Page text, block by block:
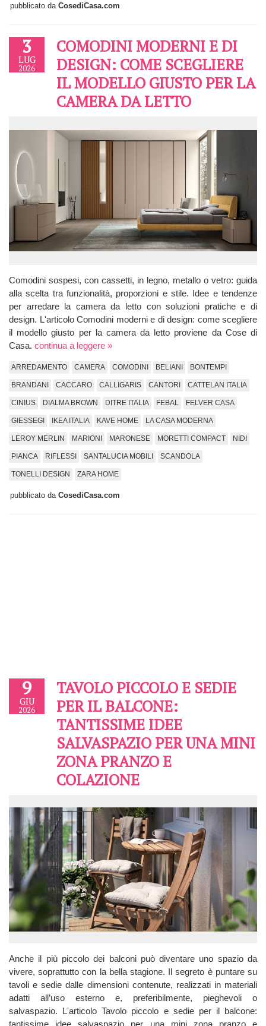
pubblicato da CosediCasa.com
3
LUG
2026
COMODINI MODERNI E DI
DESIGN: COME SCEGLIERE
IL MODELLO GIUSTO PER LA
CAMERA DA LETTO
Comodini sospesi, con cassetti, in legno, metallo o vetro: guida
alla scelta tra funzionalità, proporzioni e stile. Idee e tendenze
per arredare la camera da letto con soluzioni pratiche e di
design. L'articolo Comodini moderni e di design: come scegliere
il modello giusto per la camera da letto proviene da Cose di
Casa. continua a leggere »
ARREDAMENTO CAMERA COMODINI BELIANI BONTEMPI
BRANDANI CACCARO CALLIGARIS CANTORI CATTELAN ITALIA
CINIUS DIALMA BROWN DITRE ITALIA FEBAL FELVER CASA
GIESSEGI IKEA ITALIA KAVE HOME LA CASA MODERNA
LEROY MERLIN MARIONI MARONESE MORETTI COMPACT NIDI
PIANCA RIFLESSI SANTALUCIA MOBILI SCANDOLA
TONELLI DESIGN ZARA HOME
pubblicato da CosediCasa.com
9
GIU
2026
TAVOLO PICCOLO E SEDIE
PER IL BALCONE:
TANTISSIME IDEE
SALVASPAZIO PER UNA MINI
ZONA PRANZO E
COLAZIONE
Anche il più piccolo dei balconi può diventare uno spazio da
vivere, soprattutto con la bella stagione. Il segreto è puntare su
tavoli e sedie dalle dimensioni contenute, realizzati in materiali
adatti all’uso esterno e, preferibilmente, pieghevoli o
salvaspazio. L'articolo Tavolo piccolo e sedie per il balcone:
tantissime idee salvaspazio per una mini zona pranzo e